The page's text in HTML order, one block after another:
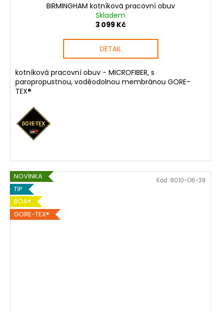
BIRMINGHAM kotníková pracovní obuv
Skladem
3 099 Kč
DETAIL
kotníková pracovní obuv - MICROFIBER, s
paropropustnou, voděodolnou membránou GORE-
TEX®
NOVINKA
TIP
BOA®
GORE-TEX®
Kód: 8010-O6-39